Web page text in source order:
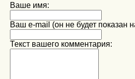
Ваше имя:
Ваш e-mail (он не будет показан
Текст вашего комментария: